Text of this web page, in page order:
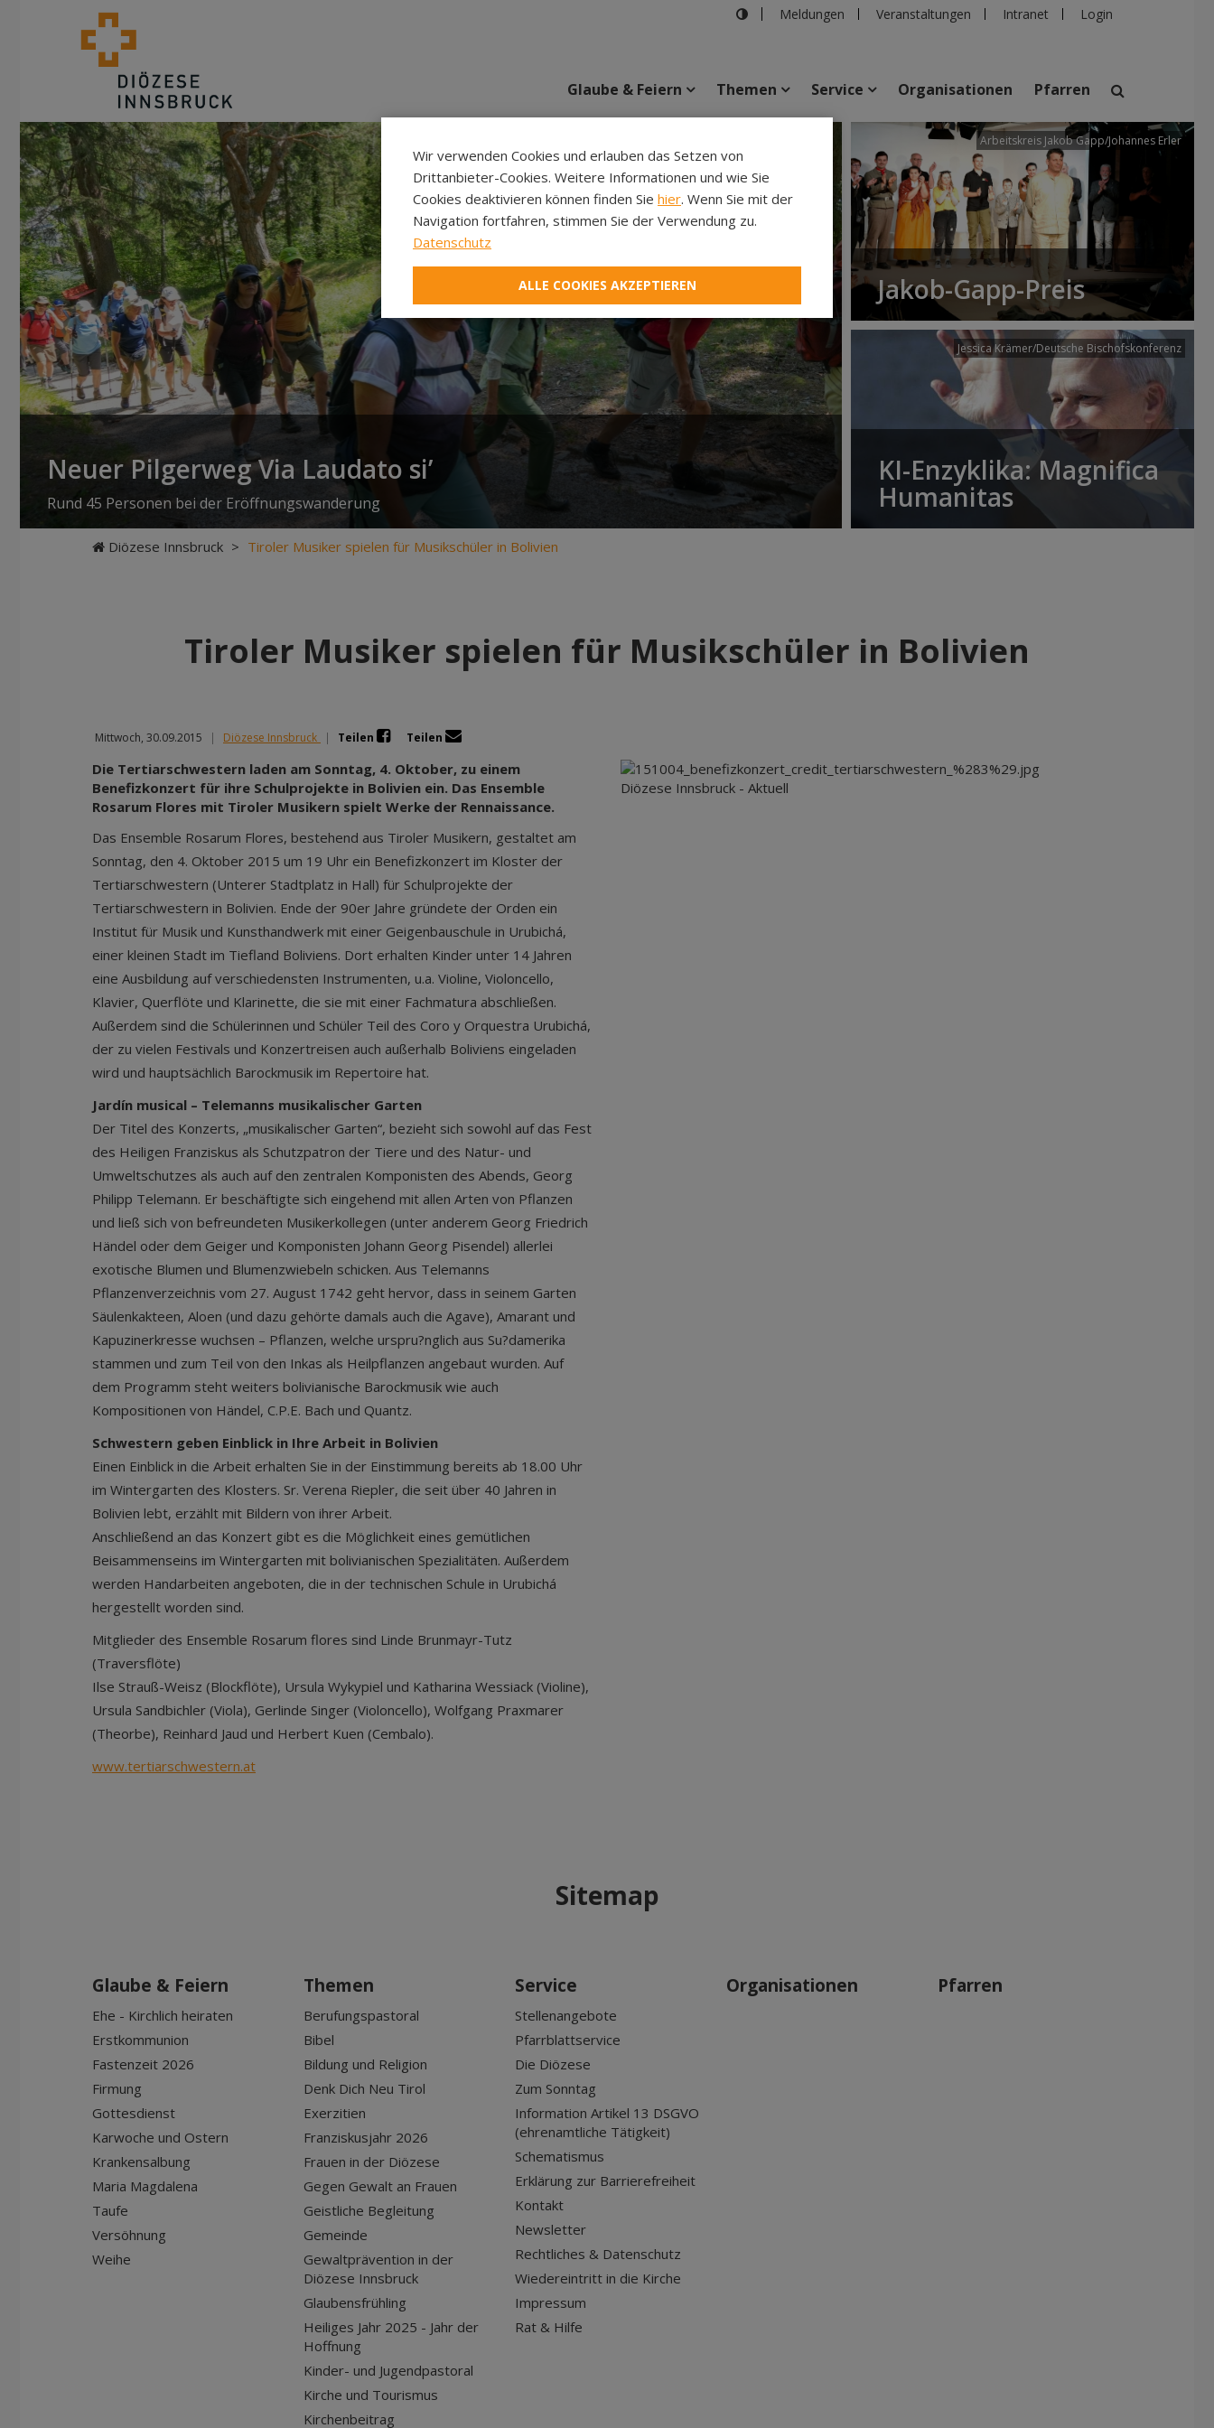
Meldungen Veranstaltungen Intranet Login
suchen
Veranstaltungen Personen Pfarren Einrichtungen
Glaube & Feiern Themen Service Organisationen Pfarren
Neuer Pilgerweg Via Laudato si’
Rund 45 Personen bei der Eröffnungswanderung
Arbeitskreis Jakob Gapp/Johannes Erler
Jakob-Gapp-Preis
Jessica Krämer/Deutsche Bischofskonferenz
KI-Enzyklika: Magnifica
Humanitas
Diözese Innsbruck > Tiroler Musiker spielen für Musikschüler in Bolivien
Tiroler Musiker spielen für Musikschüler in Bolivien
Mittwoch, 30.09.2015 | Diözese Innsbruck | Teilen Teilen
Die Tertiarschwestern laden am Sonntag, 4. Oktober, zu einem
Benefizkonzert für ihre Schulprojekte in Bolivien ein. Das Ensemble
Rosarum Flores mit Tiroler Musikern spielt Werke der Rennaissance.
Das Ensemble Rosarum Flores, bestehend aus Tiroler Musikern, gestaltet am
Sonntag, den 4. Oktober 2015 um 19 Uhr ein Benefizkonzert im Kloster der
Tertiarschwestern (Unterer Stadtplatz in Hall) für Schulprojekte der
Tertiarschwestern in Bolivien. Ende der 90er Jahre gründete der Orden ein
Institut für Musik und Kunsthandwerk mit einer Geigenbauschule in Urubichá,
einer kleinen Stadt im Tiefland Boliviens. Dort erhalten Kinder unter 14 Jahren
eine Ausbildung auf verschiedensten Instrumenten, u.a. Violine, Violoncello,
Klavier, Querflöte und Klarinette, die sie mit einer Fachmatura abschließen.
Außerdem sind die Schülerinnen und Schüler Teil des Coro y Orquestra Urubichá,
der zu vielen Festivals und Konzertreisen auch außerhalb Boliviens eingeladen
wird und hauptsächlich Barockmusik im Repertoire hat.
Jardín musical – Telemanns musikalischer Garten
Der Titel des Konzerts, „musikalischer Garten“, bezieht sich sowohl auf das Fest
des Heiligen Franziskus als Schutzpatron der Tiere und des Natur- und
Umweltschutzes als auch auf den zentralen Komponisten des Abends, Georg
Philipp Telemann. Er beschäftigte sich eingehend mit allen Arten von Pflanzen
und ließ sich von befreundeten Musikerkollegen (unter anderem Georg Friedrich
Händel oder dem Geiger und Komponisten Johann Georg Pisendel) allerlei
exotische Blumen und Blumenzwiebeln schicken. Aus Telemanns
Pflanzenverzeichnis vom 27. August 1742 geht hervor, dass in seinem Garten
Säulenkakteen, Aloen (und dazu gehörte damals auch die Agave), Amarant und
Kapuzinerkresse wuchsen – Pflanzen, welche urspru?nglich aus Su?damerika
stammen und zum Teil von den Inkas als Heilpflanzen angebaut wurden. Auf
dem Programm steht weiters bolivianische Barockmusik wie auch
Kompositionen von Händel, C.P.E. Bach und Quantz.
Schwestern geben Einblick in Ihre Arbeit in Bolivien
Einen Einblick in die Arbeit erhalten Sie in der Einstimmung bereits ab 18.00 Uhr
im Wintergarten des Klosters. Sr. Verena Riepler, die seit über 40 Jahren in
Bolivien lebt, erzählt mit Bildern von ihrer Arbeit.
Anschließend an das Konzert gibt es die Möglichkeit eines gemütlichen
Beisammenseins im Wintergarten mit bolivianischen Spezialitäten. Außerdem
werden Handarbeiten angeboten, die in der technischen Schule in Urubichá
hergestellt worden sind.
Mitglieder des Ensemble Rosarum flores sind Linde Brunmayr-Tutz
(Traversflöte)
Ilse Strauß-Weisz (Blockflöte), Ursula Wykypiel und Katharina Wessiack (Violine),
Ursula Sandbichler (Viola), Gerlinde Singer (Violoncello), Wolfgang Praxmarer
(Theorbe), Reinhard Jaud und Herbert Kuen (Cembalo).
www.tertiarschwestern.at
Diözese Innsbruck - Aktuell
Sitemap
Glaube & Feiern
Ehe - Kirchlich heiraten
Erstkommunion
Fastenzeit 2026
Firmung
Gottesdienst
Karwoche und Ostern
Krankensalbung
Maria Magdalena
Taufe
Versöhnung
Weihe
Themen
Berufungspastoral
Bibel
Bildung und Religion
Denk Dich Neu Tirol
Exerzitien
Franziskusjahr 2026
Frauen in der Diözese
Gegen Gewalt an Frauen
Geistliche Begleitung
Gemeinde
Gewaltprävention in der
Diözese Innsbruck
Glaubensfrühling
Heiliges Jahr 2025 - Jahr der
Hoffnung
Kinder- und Jugendpastoral
Kirche und Tourismus
Kirchenbeitrag
Service
Stellenangebote
Pfarrblattservice
Die Diözese
Zum Sonntag
Information Artikel 13 DSGVO
(ehrenamtliche Tätigkeit)
Schematismus
Erklärung zur Barrierefreiheit
Kontakt
Newsletter
Rechtliches & Datenschutz
Wiedereintritt in die Kirche
Impressum
Rat & Hilfe
Organisationen Pfarren
Wir verwenden Cookies und erlauben das Setzen von
Drittanbieter-Cookies. Weitere Informationen und wie Sie
Cookies deaktivieren können finden Sie hier. Wenn Sie mit der
Navigation fortfahren, stimmen Sie der Verwendung zu.
Datenschutz
ALLE COOKIES AKZEPTIEREN